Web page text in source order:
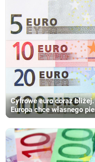
Cyfrowe euro coraz
Europa chce własnego